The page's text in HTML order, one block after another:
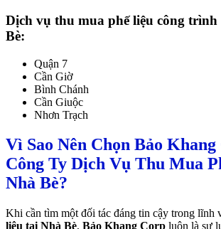
Dịch vụ thu mua phế liệu công
Bè:
Quận 7
Cần Giờ
Bình Chánh
Cần Giuộc
Nhơn Trạch
Vì Sao Nên Chọn Bảo
Công Ty Dịch Vụ Thu Mua
Nhà Bè?
Khi cần tìm một đối tác đáng tin cậy trong lĩnh
liệu tại Nhà Bè, Bảo Khang Corp luôn là sự